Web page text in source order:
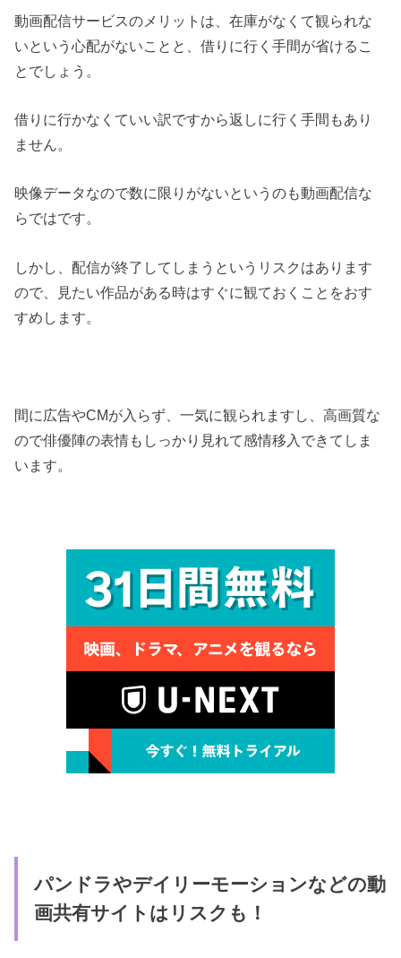
動画配信サービスのメリットは、在庫がなくて観られな
いという心配がないことと、借りに行く手間が省けるこ
とでしょう。
借りに行かなくていい訳ですから返しに行く手間もあり
ません。
映像データなので数に限りがないというのも動画配信な
らではです。
しかし、配信が終了してしまうというリスクはあります
ので、見たい作品がある時はすぐに観ておくことをおす
すめします。
間に広告やCMが入らず、一気に観られますし、高画質な
ので俳優陣の表情もしっかり見れて感情移入できてしま
います。
パンドラやデイリーモーションなどの動
画共有サイトはリスクも！